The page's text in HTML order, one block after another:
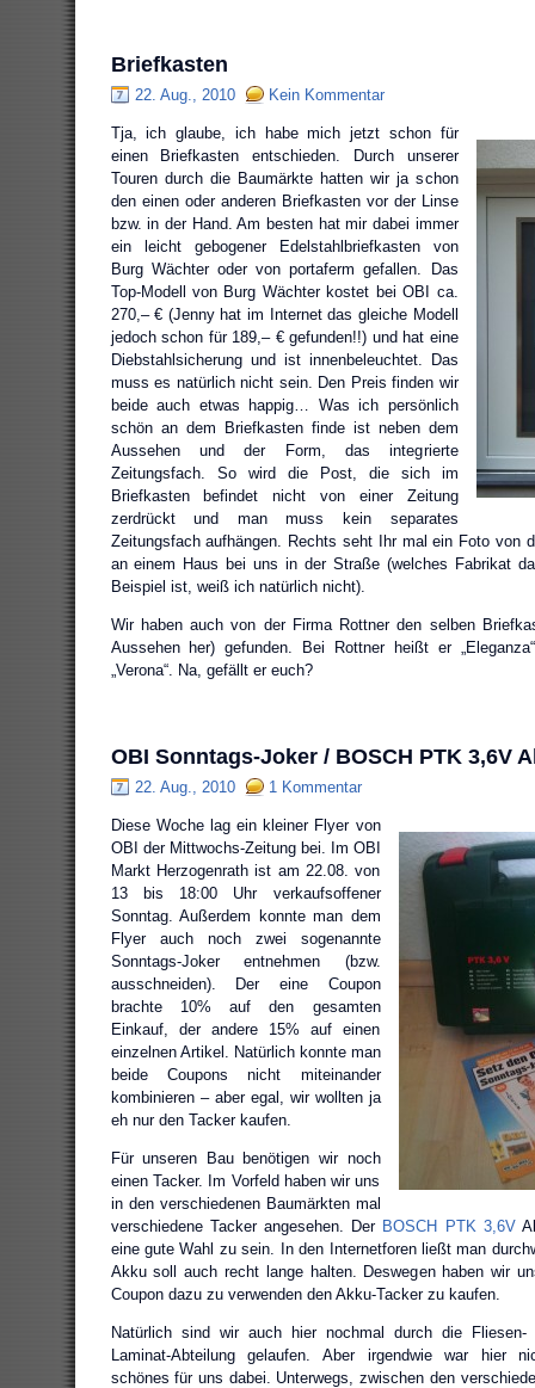
Briefkasten
22. Aug., 2010 Kein Kommentar
Tja, ich glaube, ich habe mich jetzt schon für
einen Briefkasten entschieden. Durch unserer
Touren durch die Baumärkte hatten wir ja schon
den einen oder anderen Briefkasten vor der Linse
bzw. in der Hand. Am besten hat mir dabei immer
ein leicht gebogener Edelstahlbriefkasten von
Burg Wächter oder von portaferm gefallen. Das
Top-Modell von Burg Wächter kostet bei OBI ca.
270,– € (Jenny hat im Internet das gleiche Modell
jedoch schon für 189,– € gefunden!!) und hat eine
Diebstahlsicherung und ist innenbeleuchtet. Das
muss es natürlich nicht sein. Den Preis finden wir
beide auch etwas happig… Was ich persönlich
schön an dem Briefkasten finde ist neben dem
Aussehen und der Form, das integrierte
Zeitungsfach. So wird die Post, die sich im
Briefkasten befindet nicht von einer Zeitung
zerdrückt und man muss kein separates
Zeitungsfach aufhängen. Rechts seht Ihr mal ein Foto von
an einem Haus bei uns in der Straße (welches Fabrikat
Beispiel ist, weiß ich natürlich nicht).
Wir haben auch von der Firma Rottner den selben
Aussehen her) gefunden. Bei Rottner heißt er
„Verona“. Na, gefällt er euch?
OBI Sonntags-Joker / BOSCH PTK 3,6V
22. Aug., 2010 1 Kommentar
Diese Woche lag ein kleiner Flyer von
OBI der Mittwochs-Zeitung bei. Im OBI
Markt Herzogenrath ist am 22.08. von
13 bis 18:00 Uhr verkaufsoffener
Sonntag. Außerdem konnte man dem
Flyer auch noch zwei sogenannte
Sonntags-Joker entnehmen (bzw.
ausschneiden). Der eine Coupon
brachte 10% auf den gesamten
Einkauf, der andere 15% auf einen
einzelnen Artikel. Natürlich konnte man
beide Coupons nicht miteinander
kombinieren – aber egal, wir wollten ja
eh nur den Tacker kaufen.
Für unseren Bau benötigen wir noch
einen Tacker. Im Vorfeld haben wir uns
in den verschiedenen Baumärkten mal
verschiedene Tacker angesehen. Der BOSCH PTK 3,6V
eine gute Wahl zu sein. In den Internetforen ließt man
Akku soll auch recht lange halten. Deswegen haben wir
Coupon dazu zu verwenden den Akku-Tacker zu kaufen.
Natürlich sind wir auch hier nochmal durch die Fliesen-
Laminat-Abteilung gelaufen. Aber irgendwie war hier
schönes für uns dabei. Unterwegs, zwischen den